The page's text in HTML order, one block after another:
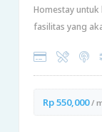
Homestay
fasilitas yang
Rp 550,000/